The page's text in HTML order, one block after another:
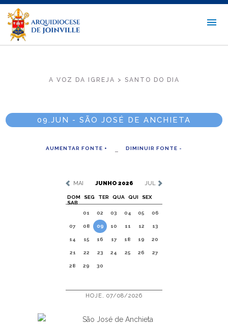
A VOZ DA IGREJA > SANTO DO DIA
09.JUN - SÃO JOSÉ DE ANCHIETA
AUMENTAR FONTE + DIMINUIR FONTE -
MAI JUNHO 2026 JUL
DOM SEG TER QUA QUI
SEX
SAB
01
02 03 04 05 06
07 08 09 10 11 12 13
14 15 16 17 18 19 20
21 22 23 24 25 26 27
28 29 30
HOJE, 07/08/2026